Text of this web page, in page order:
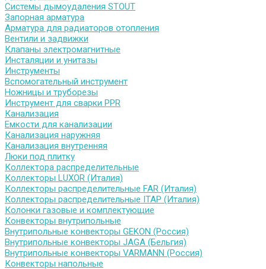
Системы дымоудаления STOUT
Запорная арматура
Арматура для радиаторов отопления
Вентили и задвижки
Клапаны электромагнитные
Инсталяции и унитазы
Инструменты
Вспомогательный инструмент
Ножницы и труборезы
Инструмент для сварки PPR
Канализация
Емкости для канализации
Канализация наружняя
Канализация внутренняя
Люки под плитку
Коллектора распределительные
Коллекторы LUXOR (Италия)
Коллекторы распределительные FAR (Италия)
Коллекторы распределительные ITAP (Италия)
Колонки газовые и комплектующие
Конвекторы внутрипольные
Внутрипольные конвекторы GEKON (Россия)
Внутрипольные конвекторы JAGA (Бельгия)
Внутрипольные конвекторы VARMANN (Россия)
Конвекторы напольные